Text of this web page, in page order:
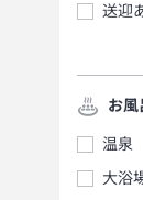
送迎
お風
温泉
大浴